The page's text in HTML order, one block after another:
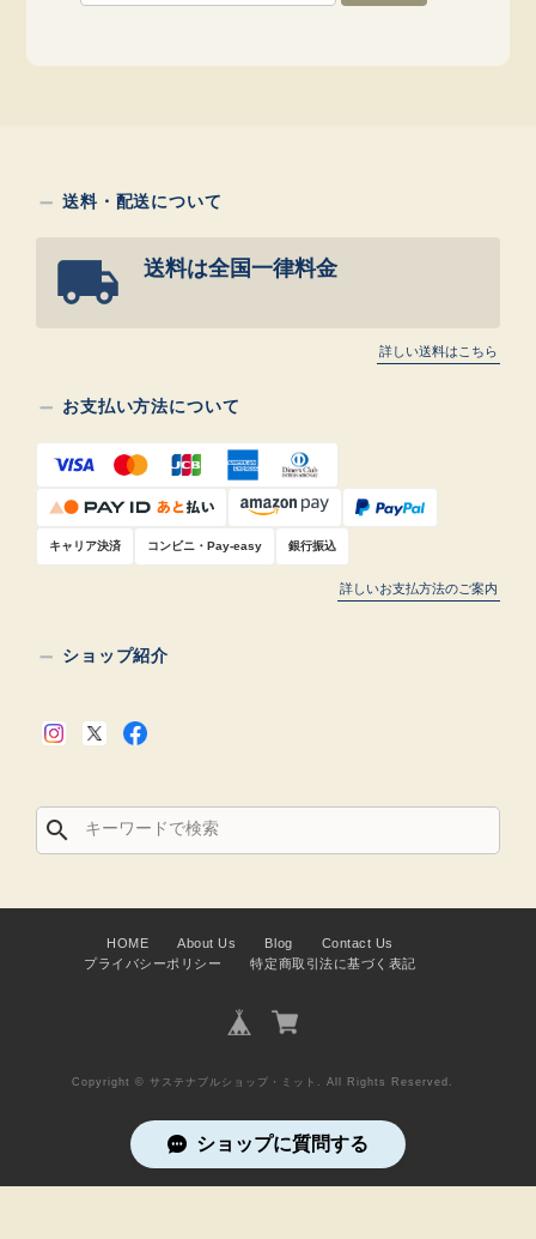
送料・配送について
送料は全国一律料金
詳しい送料はこちら
お支払い方法について
キャリア決済 コンビニ・Pay-easy 銀行振込
詳しいお支払方法のご案内
ショップ紹介
search
HOME About Us Blog
Contact Us
プライバシーポリシー
特定商取引法に基づく表記
Copyright © サステナブルショップ・ミット. All Rights Reserved.
ショップに質問する